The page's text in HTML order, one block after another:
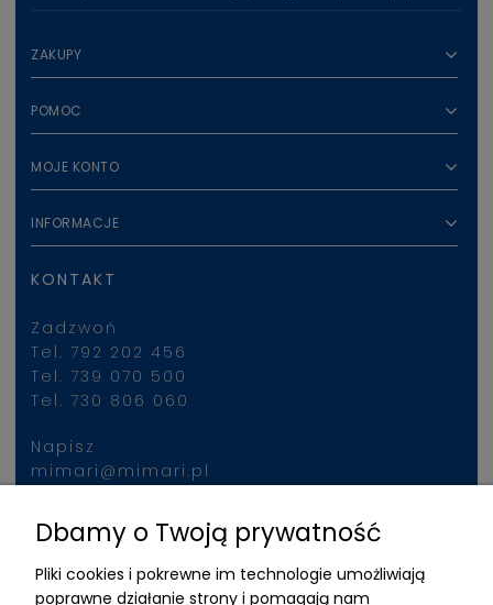
ZAKUPY
POMOC
MOJE KONTO
INFORMACJE
KONTAKT
Zadzwoń
Tel. 792 202 456
Tel. 739 070 500
Tel. 730 806 060
Napisz
mimari@mimari.pl
Znajdziesz nas
ADRES
Dbamy o Twoją prywatność
Pliki cookies i pokrewne im technologie umożliwiają
poprawne działanie strony i pomagają nam